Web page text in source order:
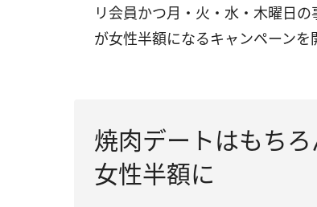
リ会員かつ月・火・水・木曜日
が女性半額になるキャンペーンを
焼肉デートはもち
女性半額に